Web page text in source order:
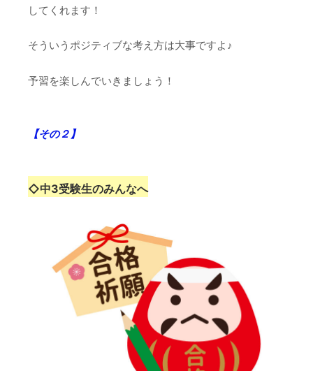
してくれます！
そういうポジティブな考え方は大事ですよ♪
予習を楽しんでいきましょう！
【その２】
◇中3受験生のみんなへ